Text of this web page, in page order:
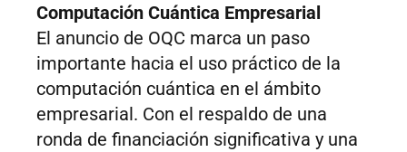
Computación Cuántica Empresarial
El anuncio de OQC marca un paso
importante hacia el uso práctico de la
computación cuántica en el ámbito
empresarial. Con el respaldo de una
ronda de financiación significativa y una